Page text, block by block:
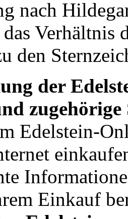
der
zugehörige
Edelstein-
Einkauf